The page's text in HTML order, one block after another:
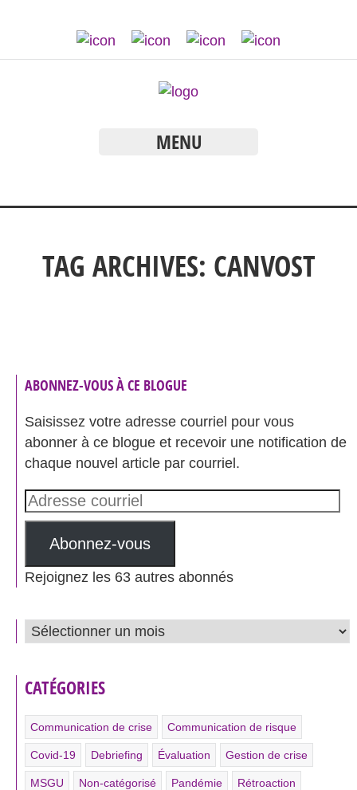
MENU
TAG ARCHIVES: CANVOST
ABONNEZ-VOUS À CE BLOGUE
Saisissez votre adresse courriel pour vous
abonner à ce blogue et recevoir une notification de
chaque nouvel article par courriel.
Adresse
courriel
Abonnez-vous
Rejoignez les 63 autres abonnés
ARCHIVES
CATÉGORIES
Communication de crise Communication de risque
Covid-19 Debriefing Évaluation Gestion de crise
MSGU Non-catégorisé Pandémie Rétroaction